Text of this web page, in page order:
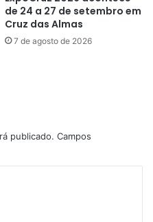
de 24 a 27 de setembro em
Cruz das Almas
7 de agosto de 2026
publicado. Campos